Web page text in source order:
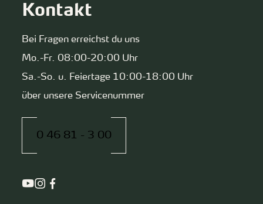
Kontakt
Bei Fragen erreichst du uns
Mo.-Fr. 08:00-20:00 Uhr
Sa.-So. u. Feiertage 10:00-18:00 Uhr
über unsere Servicenummer
0 46 81 - 3 00